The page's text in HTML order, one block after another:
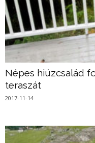
Népes hiúzcsalád
teraszát
2017-11-14